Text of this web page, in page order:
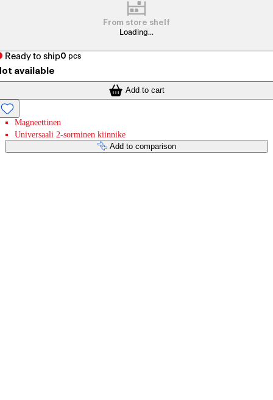
From store shelf
Loading...
Ready to ship0 pcs
available
Add to cart
Magneettinen
Universaali 2-sorminen kiinnike
Add to comparison